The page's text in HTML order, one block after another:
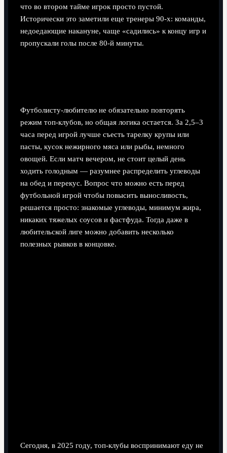
что во втором тайме игрок просто пустой.
Исторически это заметили еще тренеры 90‑х: команды,
недоедающие накануне, чаще «садились» к концу игр и
пропускали голы после 80‑й минуты.
Футболисту‑любителю не обязательно повторять
режим топ‑клубов, но общая логика остается. За 2,5–3
часа перед игрой лучше съесть тарелку крупы или
пасты, кусок нежирного мяса или рыбы, немного
овощей. Если матч вечером, не стоит целый день
ходить голодным — разумнее распределить углеводы
на обед и перекус. Вопрос что можно есть перед
футбольной игрой чтобы повысить выносливость,
решается просто: знакомые углеводы, минимум жира,
никаких тяжелых соусов и фастфуда. Тогда даже в
любительской лиге можно добавить несколько
полезных рывков в концовке.
Сегодня, в 2025 году, топ‑клубы воспринимают еду не